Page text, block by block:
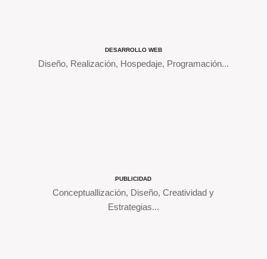
DESARROLLO WEB
Diseño, Realización, Hospedaje, Programación...
PUBLICIDAD
Conceptuallización, Diseño, Creatividad y
Estrategias...